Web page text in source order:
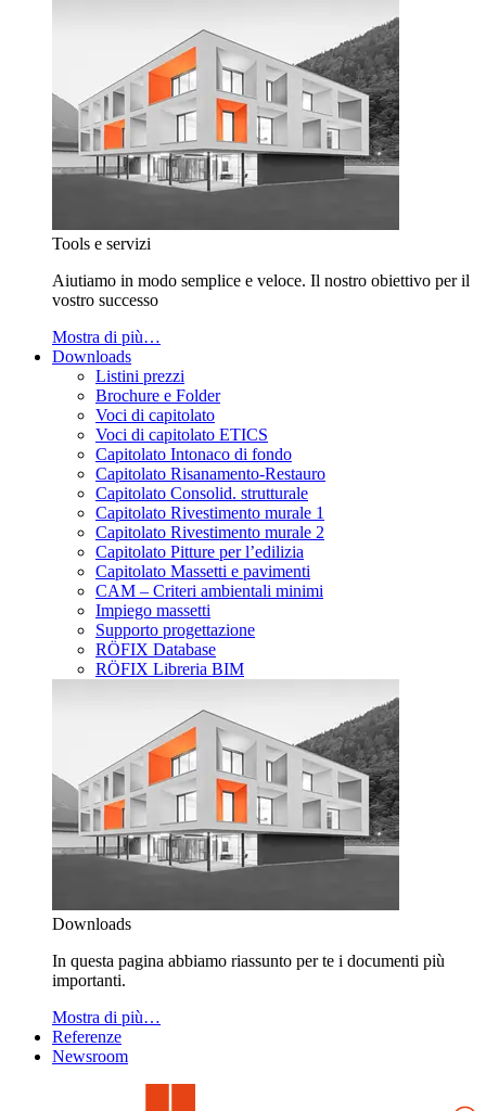
Tools e servizi
Aiutiamo in modo semplice e veloce. Il nostro obiettivo per il
vostro successo
Mostra di più…
Downloads
Listini prezzi
Brochure e Folder
Voci di capitolato
Voci di capitolato ETICS
Capitolato Intonaco di fondo
Capitolato Risanamento-Restauro
Capitolato Consolid. strutturale
Capitolato Rivestimento murale 1
Capitolato Rivestimento murale 2
Capitolato Pitture per l’edilizia
Capitolato Massetti e pavimenti
CAM – Criteri ambientali minimi
Impiego massetti
Supporto progettazione
RÖFIX Database
RÖFIX Libreria BIM
Downloads
In questa pagina abbiamo riassunto per te i documenti più
importanti.
Mostra di più…
Referenze
Newsroom